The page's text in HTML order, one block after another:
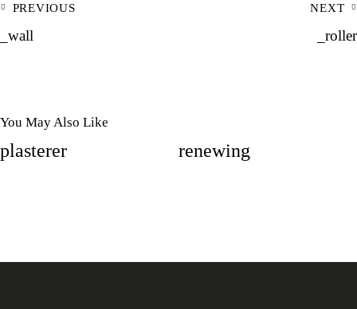
PREVIOUS
_wall
NEXT
_roller
You May Also Like
plasterer renewing